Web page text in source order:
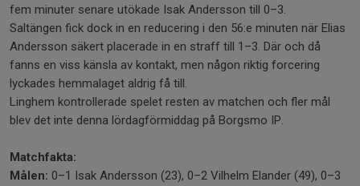
fem minuter senare utökade Isak Andersson till 0–3.
Saltängen fick dock in en reducering i den 56:e minuten när Elias
Andersson säkert placerade in en straff till 1–3. Där och då
fanns en viss känsla av kontakt, men någon riktig forcering
lyckades hemmalaget aldrig få till.
Linghem kontrollerade spelet resten av matchen och fler mål
blev det inte denna lördagförmiddag på Borgsmo IP.
Matchfakta:
Målen: 0–1 Isak Andersson (23), 0–2 Vilhelm Elander (49), 0–3